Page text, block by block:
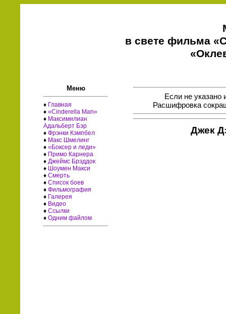
в свете фильма
Меню
♦ Главная
♦«Cinderella Man»
♦ Максимилиан
Адальберт Бэр
♦Фрэнки Кэмпбел
♦ Макс Шмелинг
♦«Боксер и леди»
♦ Примо Карнера
♦ Джеймс Брэддок
♦ Шоумен Макси
♦Смерть
♦Список боев
♦Фильмография
♦ Галерея
♦ Видео
♦Ссылки
♦Одним файлом
Если не указано
Расшифровка
Джек